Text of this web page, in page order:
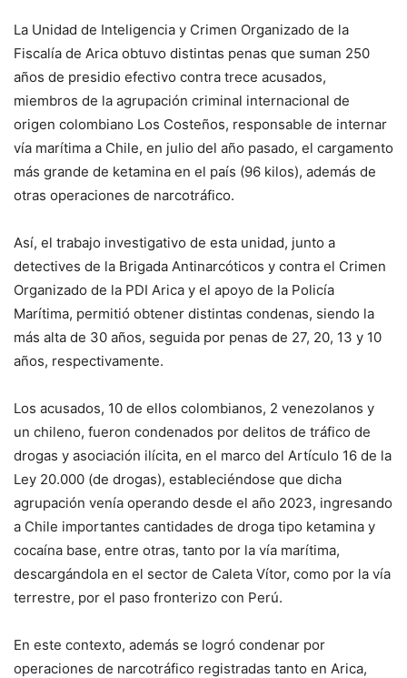
La Unidad de Inteligencia y Crimen Organizado de la
Fiscalía de Arica obtuvo distintas penas que suman 250
años de presidio efectivo contra trece acusados,
miembros de la agrupación criminal internacional de
origen colombiano Los Costeños, responsable de internar
vía marítima a Chile, en julio del año pasado, el cargamento
más grande de ketamina en el país (96 kilos), además de
otras operaciones de narcotráfico.
Así, el trabajo investigativo de esta unidad, junto a
detectives de la Brigada Antinarcóticos y contra el Crimen
Organizado de la PDI Arica y el apoyo de la Policía
Marítima, permitió obtener distintas condenas, siendo la
más alta de 30 años, seguida por penas de 27, 20, 13 y 10
años, respectivamente.
Los acusados, 10 de ellos colombianos, 2 venezolanos y
un chileno, fueron condenados por delitos de tráfico de
drogas y asociación ilícita, en el marco del Artículo 16 de la
Ley 20.000 (de drogas), estableciéndose que dicha
agrupación venía operando desde el año 2023, ingresando
a Chile importantes cantidades de droga tipo ketamina y
cocaína base, entre otras, tanto por la vía marítima,
descargándola en el sector de Caleta Vítor, como por la vía
terrestre, por el paso fronterizo con Perú.
En este contexto, además se logró condenar por
operaciones de narcotráfico registradas tanto en Arica,